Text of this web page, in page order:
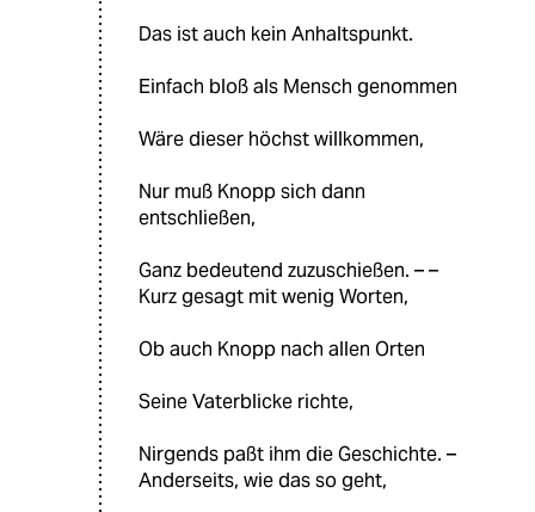
Das ist auch kein Anhaltspunkt.
Einfach bloß als Mensch genommen
Wäre dieser höchst willkommen,
Nur muß Knopp sich dann
entschließen,
Ganz bedeutend zuzuschießen. – –
Kurz gesagt mit wenig Worten,
Ob auch Knopp nach allen Orten
Seine Vaterblicke richte,
Nirgends paßt ihm die Geschichte. –
Anderseits, wie das so geht,